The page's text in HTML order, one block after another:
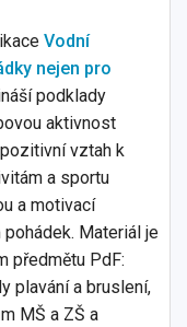
Vodní
nejen pro
podklady
aktivnost
vztah k
a sportu
a motivací
Materiál je
předmětu PdF:
plavání a bruslení,
MŠ a ZŠ a